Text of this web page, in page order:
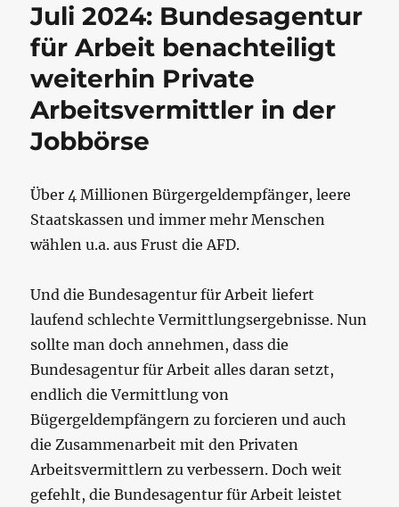
Juli 2024: Bundesagentur
für Arbeit benachteiligt
weiterhin Private
Arbeitsvermittler in der
Jobbörse
Über 4 Millionen Bürgergeldempfänger, leere
Staatskassen und immer mehr Menschen
wählen u.a. aus Frust die AFD.
Und die Bundesagentur für Arbeit liefert
laufend schlechte Vermittlungsergebnisse. Nun
sollte man doch annehmen, dass die
Bundesagentur für Arbeit alles daran setzt,
endlich die Vermittlung von
Bügergeldempfängern zu forcieren und auch
die Zusammenarbeit mit den Privaten
Arbeitsvermittlern zu verbessern. Doch weit
gefehlt, die Bundesagentur für Arbeit leistet